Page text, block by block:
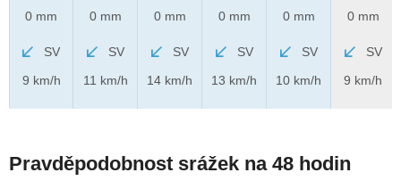
0 mm
SV
9 km/h
0 mm
SV
11 km/h
0 mm
SV
14 km/h
0 mm
SV
13 km/h
0 mm
SV
10 km/h
0 mm
SV
9 km/h
Pravděpodobnost srážek na 48 hodin